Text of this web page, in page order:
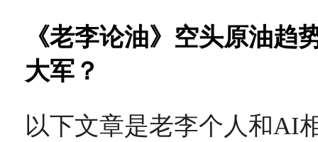
《老李论油》空头原油趋
大军？
以下文章是老李个人和AI